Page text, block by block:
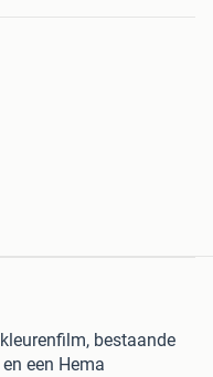
bestaande
een Hema